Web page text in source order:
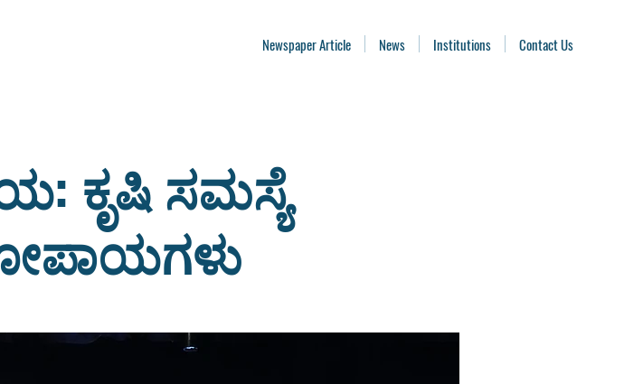
Newspaper Article News Institutions Contact Us
ಕೃಷಿ ಸಮಸ್ಯೆ